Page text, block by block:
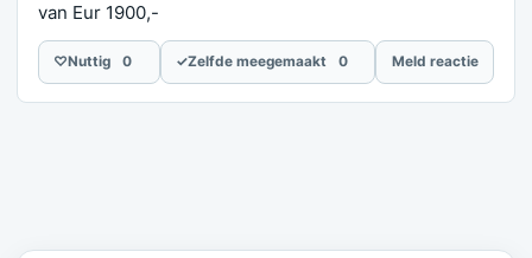
van Eur 1900,-
♡Nuttig 0 ✓Zelfde meegemaakt 0 Meld reactie